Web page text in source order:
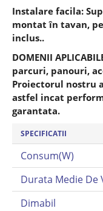
Instalare facila:
montat în tavan,
inclus..
DOMENII
parcuri, panouri,
Proiectorul nostru
astfel incat
garantata.
SPECIFICATII
Consum(W)
Durata Medie De
Dimabil